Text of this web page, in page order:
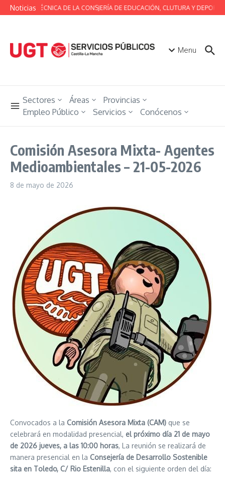
Saltar al contenido
Noticias
MESA TÉCNICA DE LA CONSJERÍA DE EDUCACIÓN, CLUTURA Y
Menu
Sectores Áreas
Provincias
Empleo Público
Servicios Conócenos
Comisión Asesora Mixta- Agentes
Medioambientales – 21-05-2026
8 de mayo de 2026
Convocados a la Comisión Asesora Mixta (CAM) que se
celebrará en modalidad presencial, el próximo día 21 de mayo
de 2026 jueves, a las 10:00 horas, La reunión se realizará de
manera presencial en la Consejería de Desarrollo Sostenible
sita en Toledo, C/ Rio Estenilla, con el siguiente orden del día: